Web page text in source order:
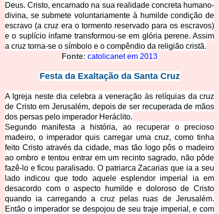
Deus. Cristo,encarnado na sua realidade concreta humano-
divina, se submete voluntariamente à humilde condição de
escravo (a cruz era o tormento reservado para os escravos)
e o suplício infame transformou-se em glória perene. Assim
a cruz torna-se o símbolo e o compêndio da religião cristã.
Fonte: catolicanet em 2013
Festa da Exaltação da Santa Cruz
A Igreja neste dia celebra a veneração às relíquias da cruz
de Cristo em Jerusalém, depois de ser recuperada de mãos
dos persas pelo imperador Heráclito.
Segundo manifesta a história, ao recuperar o precioso
madeiro, o imperador quis carregar uma cruz, como tinha
feito Cristo através da cidade, mas tão logo pôs o madeiro
ao ombro e tentou entrar em um recinto sagrado, não pôde
fazê-lo e ficou paralisado. O patriarca Zacarias que ia a seu
lado indicou que todo aquele esplendor imperial ia em
desacordo com o aspecto humilde e doloroso de Cristo
quando ia carregando a cruz pelas ruas de Jerusalém.
Então o imperador se despojou de seu traje imperial, e com